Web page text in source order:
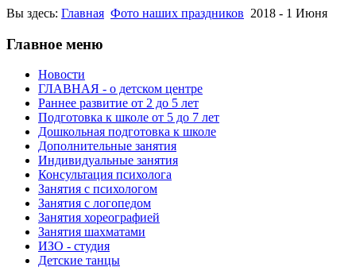
Вы здесь: Главная Фото наших праздников 2018 - 1 Июня
Главное меню
Новости
ГЛАВНАЯ - о детском центре
Раннее развитие от 2 до 5 лет
Подготовка к школе от 5 до 7 лет
Дошкольная подготовка к школе
Дополнительные занятия
Индивидуальные занятия
Консультация психолога
Занятия с психологом
Занятия с логопедом
Занятия хореографией
Занятия шахматами
ИЗО - студия
Детские танцы